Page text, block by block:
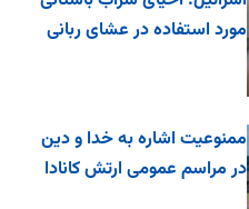
مورد استفاده در عشای ربانی
ممنوعیت اشاره به خدا و دین
در مراسم عمومی ارتش کانادا